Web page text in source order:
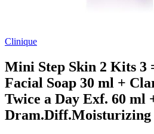
Clinique
Mini Step Skin 2 Kits 3
Facial Soap 30 ml +
Twice a Day Exf. 60 ml
Dram.Diff.Moisturizing